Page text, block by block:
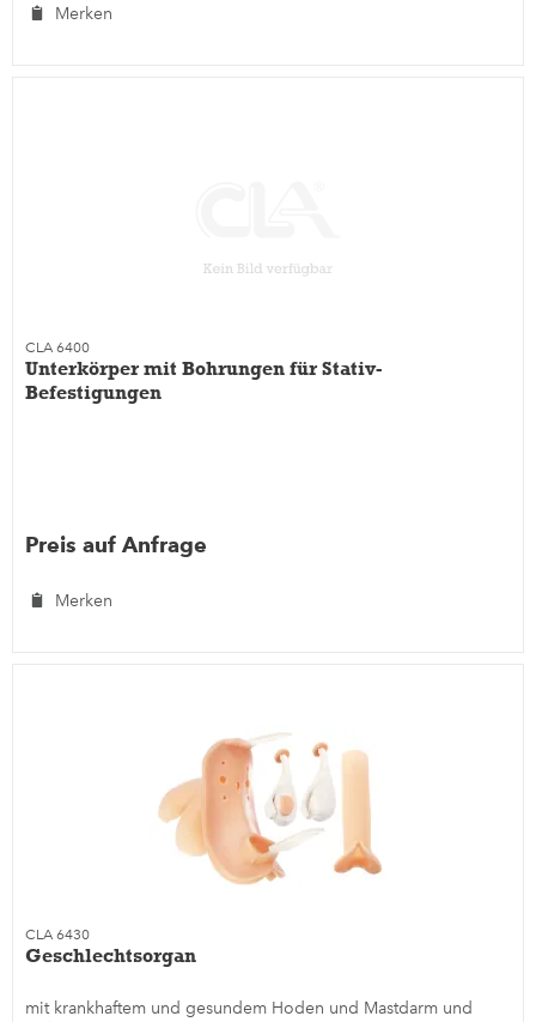
Merken
CLA 6400
Unterkörper mit Bohrungen für Stativ-
Befestigungen
Preis auf Anfrage
Merken
CLA 6430
Geschlechtsorgan
mit krankhaftem und gesundem Hoden und Mastdarm und